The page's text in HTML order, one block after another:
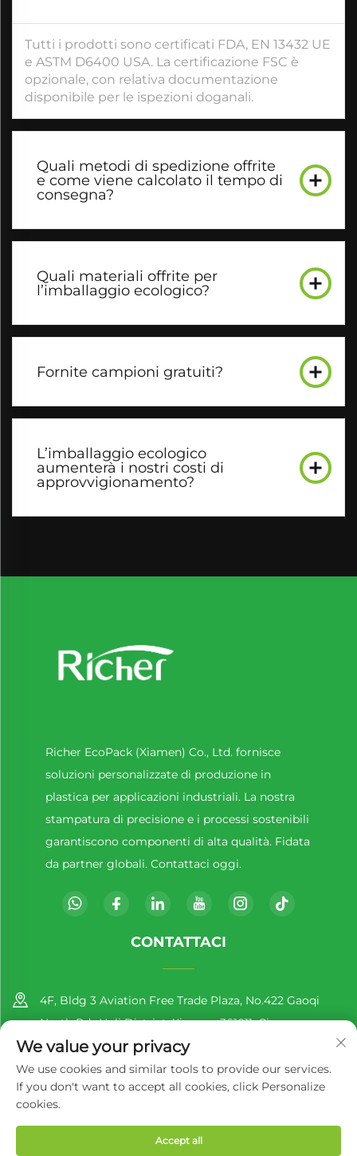
Tutti i prodotti sono certificati FDA, EN 13432 UE
e ASTM D6400 USA. La certificazione FSC è
opzionale, con relativa documentazione
disponibile per le ispezioni doganali.
Quali metodi di spedizione offrite
e come viene calcolato il tempo di
consegna?
Quali materiali offrite per
l’imballaggio ecologico?
Fornite campioni gratuiti?
L’imballaggio ecologico
aumenterà i nostri costi di
approvvigionamento?
Richer EcoPack (Xiamen) Co., Ltd. fornisce
soluzioni personalizzate di produzione in
plastica per applicazioni industriali. La nostra
stampatura di precisione e i processi sostenibili
garantiscono componenti di alta qualità. Fidata
da partner globali. Contattaci oggi.
CONTATTACI
4F, Bldg 3 Aviation Free Trade Plaza, No.422 Gaoqi
North Rd., Huli District, Xiamen, 361011, Cina
+86-13860188777
[email protected]
Diritti d'autore © 2025 di Richer EcoPack (Xiamen) Co., Ltd.
We value your privacy
We use cookies and similar tools to provide our services.
If you don't want to accept all cookies, click Personalize
cookies.
Accept all